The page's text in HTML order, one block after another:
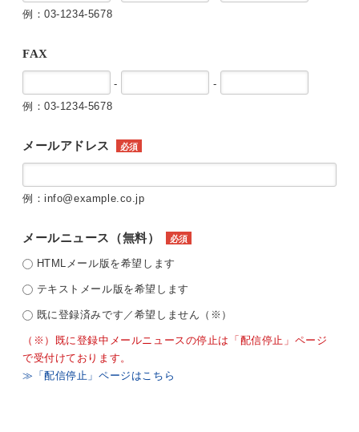
例：03-1234-5678
FAX
-
-
例：03-1234-5678
メールアドレス 必須
例：info@example.co.jp
メールニュース（無料） 必須
HTMLメール版を希望します
テキストメール版を希望します
既に登録済みです／希望しません（※）
（※）既に登録中メールニュースの停止は「配信停止」ページ
で受付けております。
≫「配信停止」ページはこちら